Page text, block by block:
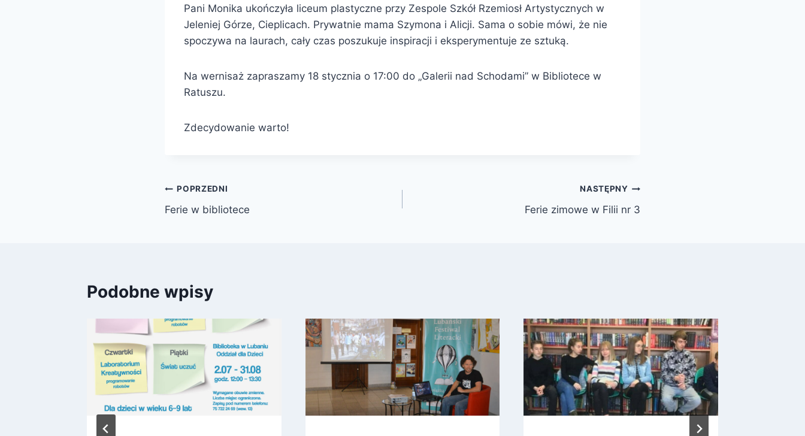
Pani Monika ukończyła liceum plastyczne przy Zespole Szkół Rzemiosł Artystycznych w
Jeleniej Górze, Cieplicach. Prywatnie mama Szymona i Alicji. Sama o sobie mówi, że nie
spoczywa na laurach, cały czas poszukuje inspiracji i eksperymentuje ze sztuką.
Na wernisaż zapraszamy 18 stycznia o 17:00 do „Galerii nad Schodami” w Bibliotece w
Ratuszu.
Zdecydowanie warto!
Nawigacja
wpisu
POPRZEDNI
Ferie w bibliotece
NASTĘPNY
Ferie zimowe w Filii nr 3
Podobne wpisy